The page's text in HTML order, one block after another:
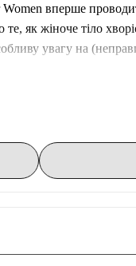
Women вперше
те, як жіноче тіло
увагу на
ти збираєш кошти
збирати кошти.
практичної